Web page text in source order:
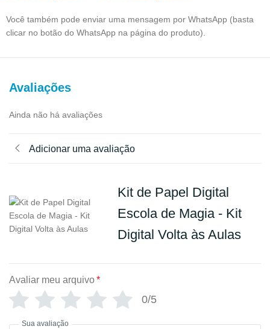
Você também pode enviar uma mensagem por WhatsApp (basta
clicar no botão do WhatsApp na página do produto).
Avaliações
Ainda não há avaliações
Adicionar uma avaliação
Kit de Papel Digital
Escola de Magia - Kit
Digital Volta às Aulas
Avaliar meu arquivo*
0/5
Sua avaliação